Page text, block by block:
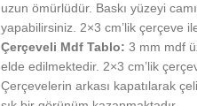
uzun ömürlüdür. Baskı yüzeyi
yapabilirsiniz. 2×3 cm’lik çerçeve
Çerçeveli Mdf Tablo: 3 mm mdf
elde edilmektedir. 2×3 cm’lik
Çerçevelerin arkası kapatılarak